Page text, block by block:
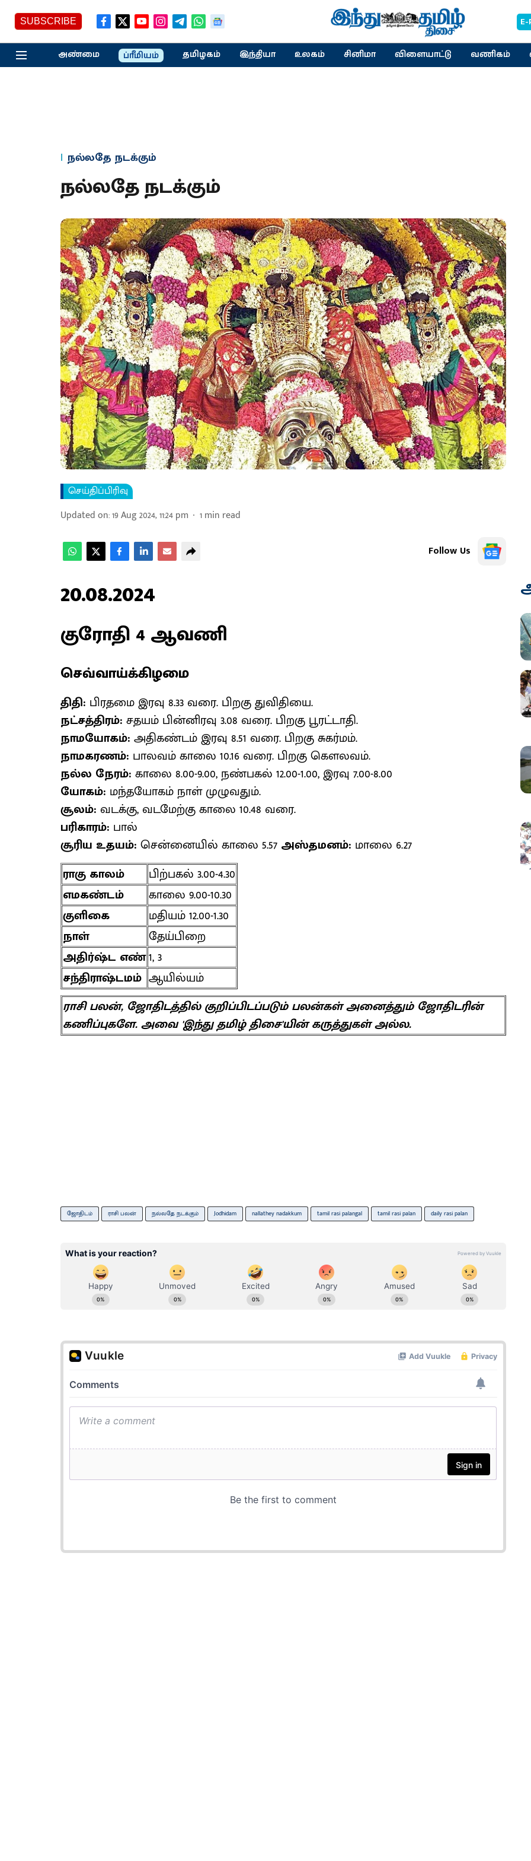
SUBSCRIBE
அண்மை ப்ரீமியம் தமிழகம் இந்தியா உலகம் சினிமா விளையாட்டு வணிகம்
நல்லதே நடக்கும்
நல்லதே நடக்கும்
செய்திப்பிரிவு
Updated on:19 Aug 2024, 11:24 pm 1min read
Follow Us
20.08.2024
குரோதி 4 ஆவணி
செவ்வாய்க்கிழமை
திதி: பிரதமை இரவு 8.33 வரை. பிறகு துவிதியை.
நட்சத்திரம்: சதயம் பின்னிரவு 3.08 வரை. பிறகு பூரட்டாதி.
நாமயோகம்: அதிகண்டம் இரவு 8.51 வரை. பிறகு சுகர்மம்.
நாமகரணம்: பாலவம் காலை 10.16 வரை. பிறகு கௌலவம்.
நல்ல நேரம்: காலை 8.00-9.00, நண்பகல் 12.00-1.00, இரவு 7.00-8.00
யோகம்: மந்தயோகம் நாள் முழுவதும்.
சூலம்: வடக்கு, வடமேற்கு காலை 10.48 வரை.
பரிகாரம்: பால்
சூரிய உதயம்: சென்னையில் காலை 5.57 அஸ்தமனம்: மாலை 6.27
ராகு காலம்
பிற்பகல் 3.00-4.30
எமகண்டம்
காலை 9.00-10.30
குளிகை
மதியம் 12.00-1.30
நாள்
தேய்பிறை
அதிர்ஷ்ட எண்1, 3
சந்திராஷ்டமம் ஆயில்யம்
ராசி பலன், ஜோதிடத்தில் குறிப்பிடப்படும் பலன்கள் அனைத்தும் ஜோதிடரின்
கணிப்புகளே. அவை 'இந்து தமிழ் திசை'யின் கருத்துகள் அல்ல.
ஜோதிடம் ராசி பலன் நல்லதே நடக்கும் Jodhidam nallathey nadakkum tamil rasi palangal tamil rasi palan daily rasi palan